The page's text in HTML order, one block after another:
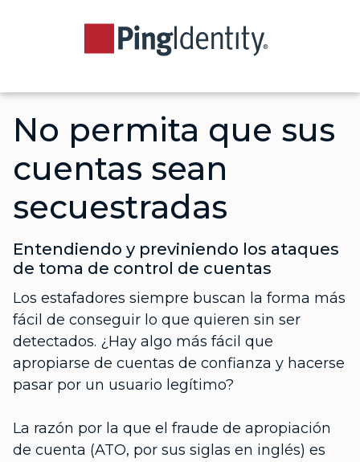
No permita que sus
cuentas sean
secuestradas
Entendiendo y previniendo los ataques
de toma de control de cuentas
Los estafadores siempre buscan la forma más
fácil de conseguir lo que quieren sin ser
detectados. ¿Hay algo más fácil que
apropiarse de cuentas de confianza y hacerse
pasar por un usuario legítimo?
La razón por la que el fraude de apropiación
de cuenta (ATO, por sus siglas en inglés) es